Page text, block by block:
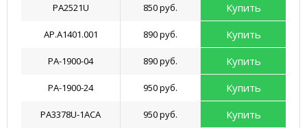
PA2521U 850 руб. Купить
AP.A1401.001 890 руб. Купить
PA-1900-04 890 руб. Купить
PA-1900-24 950 руб. Купить
PA3378U-1ACA 950 руб. Купить